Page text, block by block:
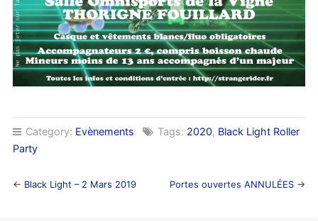
Category: Evènements Tags: 2020, Black Light Roller
Party
← Black Light – 2 Mars 2019 Portes ouvertes ANNULÉES →